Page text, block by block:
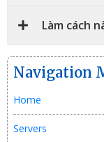
Làm cách
Navigation
Home
Servers